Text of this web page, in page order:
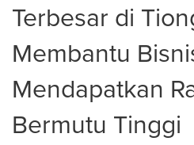
Terbesar di
Membantu
Mendapatkan
Bermutu Tinggi